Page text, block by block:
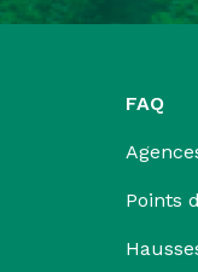
FAQ
Points